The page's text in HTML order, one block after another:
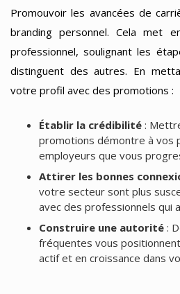
Promouvoir les avancées de
branding personnel. Cela met
professionnel, soulignant les
distinguent des autres. En
votre profil avec des promotions :
Établir la crédibilité:
promotions démontre à vos
employeurs que vous
Attirer les bonnes
votre secteur sont plus
avec des professionnels qui
Construire une autorité:
fréquentes vous
actif et en croissance dans